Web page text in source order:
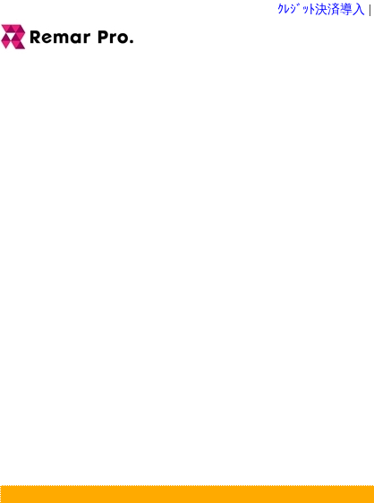
ｸﾚｼﾞｯﾄ決済導入